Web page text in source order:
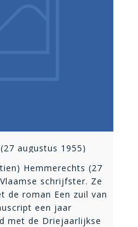
augustus 1955)
Hemmerechts (27
schrijfster. Ze
de roman Een zuil van
een jaar
met de Driejaarlijkse